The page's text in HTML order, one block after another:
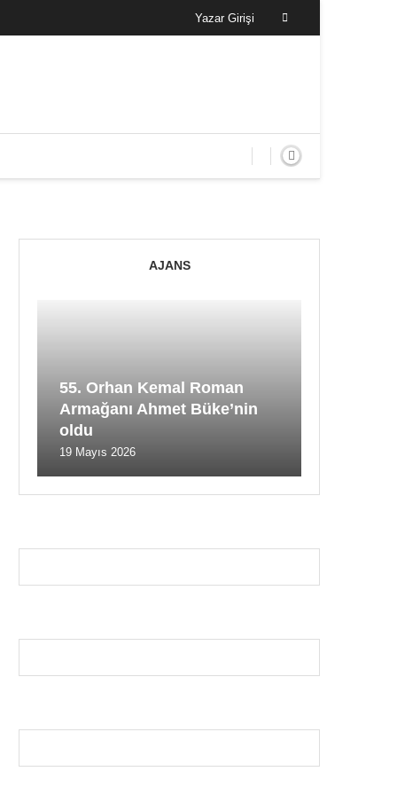
Yazar Girişi
AJANS
55. Orhan Kemal Roman
Armağanı Ahmet Büke’nin
oldu
19 Mayıs 2026